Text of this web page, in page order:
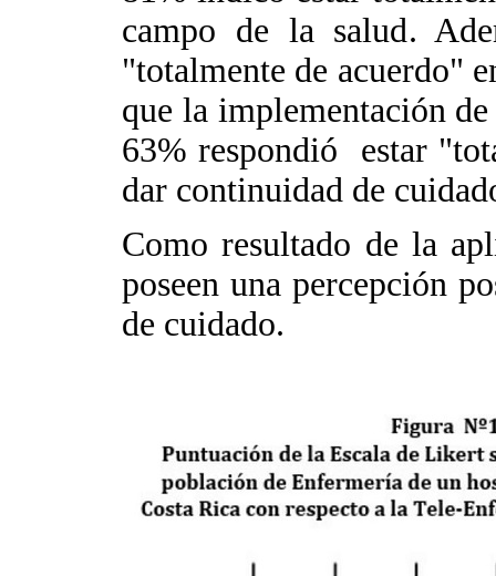
campo de la salud.
"totalmente de acuerdo"
que la implementación
63% respondió estar
dar continuidad de
Como resultado de la
poseen una percepción
de cuidado.